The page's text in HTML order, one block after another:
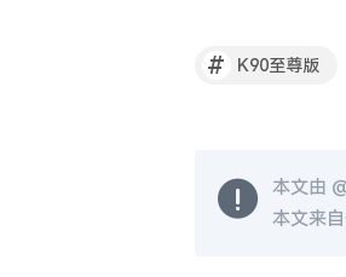
# K90至尊版
本文由
本文来